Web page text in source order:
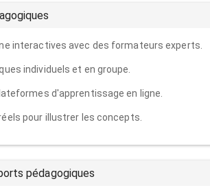
interactives avec des formateurs experts.
individuels et en groupe.
d'apprentissage en ligne.
pour illustrer les concepts.
pédagogiques